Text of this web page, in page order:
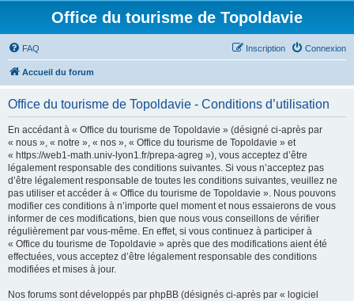
Office du tourisme de Topoldavie
FAQ Connexion
Inscription
Accueil du forum
Office du tourisme de Topoldavie - Conditions d’utilisation
En accédant à « Office du tourisme de Topoldavie » (désigné ci-après par
« nous », « notre », « nos », « Office du tourisme de Topoldavie » et
« https://web1-math.univ-lyon1.fr/prepa-agreg »), vous acceptez d’être
légalement responsable des conditions suivantes. Si vous n’acceptez pas
d’être légalement responsable de toutes les conditions suivantes, veuillez ne
pas utiliser et accéder à « Office du tourisme de Topoldavie ». Nous pouvons
modifier ces conditions à n’importe quel moment et nous essaierons de vous
informer de ces modifications, bien que nous vous conseillons de vérifier
régulièrement par vous-même. En effet, si vous continuez à participer à
« Office du tourisme de Topoldavie » après que des modifications aient été
effectuées, vous acceptez d’être légalement responsable des conditions
modifiées et mises à jour.
Nos forums sont développés par phpBB (désignés ci-après par « logiciel